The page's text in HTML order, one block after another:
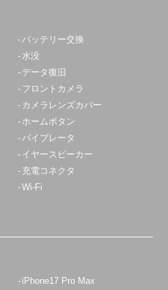
バッテリー交換
水没
データ復旧
フロントカメラ
カメラレンズカバー
ホームボタン
バイブレータ
イヤースピーカー
充電コネクタ
Wi-Fi
iPhone17 Pro Max